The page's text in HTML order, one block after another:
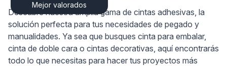
Mejor valorados
Descubre nuestra amplia gama de cintas adhesivas, la
solución perfecta para tus necesidades de pegado y
manualidades. Ya sea que busques cinta para embalar,
cinta de doble cara o cintas decorativas, aquí encontrarás
todo lo que necesitas para hacer tus proyectos más